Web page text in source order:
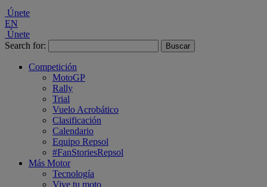
Únete
EN
Únete
Search for:
Competición
MotoGP
Rally
Trial
Vuelo Acrobático
Clasificación
Calendario
Equipo Repsol
#FanStoriesRepsol
Más Motor
Tecnología
Vive tu moto